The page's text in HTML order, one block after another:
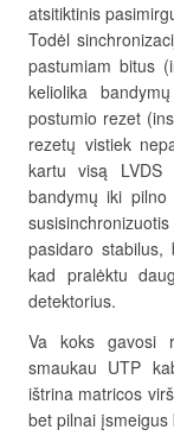
atsitiktinis
Todėl
pastumiam bitus
keliolika
postumio rezet
rezetų vistiek
kartu visą LVDS
bandymų iki
pasidaro stabilus,
kad pralėktu
detektorius.
Va koks gavosi
smaukau UTP
ištrina matricos
bet pilnai